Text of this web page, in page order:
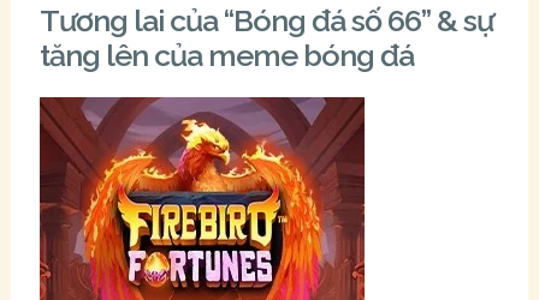
Tương lai của “Bóng đá số 66” & sự
tăng lên của meme bóng đá